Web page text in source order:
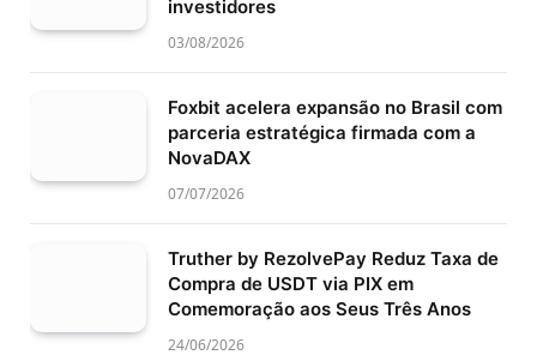
investidores
03/08/2026
Foxbit acelera expansão no Brasil com
parceria estratégica firmada com a
NovaDAX
07/07/2026
Truther by RezolvePay Reduz Taxa de
Compra de USDT via PIX em
Comemoração aos Seus Três Anos
24/06/2026